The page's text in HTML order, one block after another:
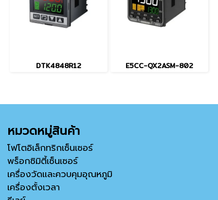
DTK4848R12 E5CC-QX2ASM-802
หมวดหมู่สินค้า
โฟโตอิเล็กทริกเซ็นเซอร์
พร็อกซิมิตี้เซ็นเซอร์
เครื่องวัดและควบคุมอุณหภูมิ
เครื่องตั้งเวลา